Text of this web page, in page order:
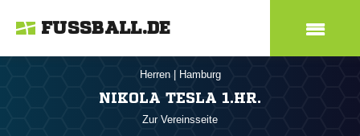
FUSSBALL.DE
Herren Hamburg
NIKOLA TESLA 1.HR.
Zur Vereinsseite